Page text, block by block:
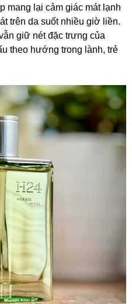
mang lại cảm giác mát lạnh
trên da suốt nhiều giờ liền.
giữ nét đặc trưng của
theo hướng trong lành, trẻ